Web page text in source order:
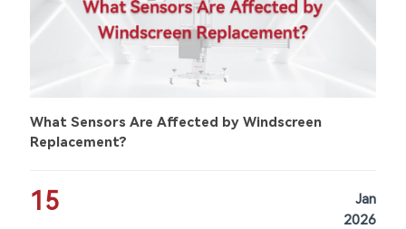
What Sensors Are Affected by Windscreen
Replacement?
15
Jan
2026